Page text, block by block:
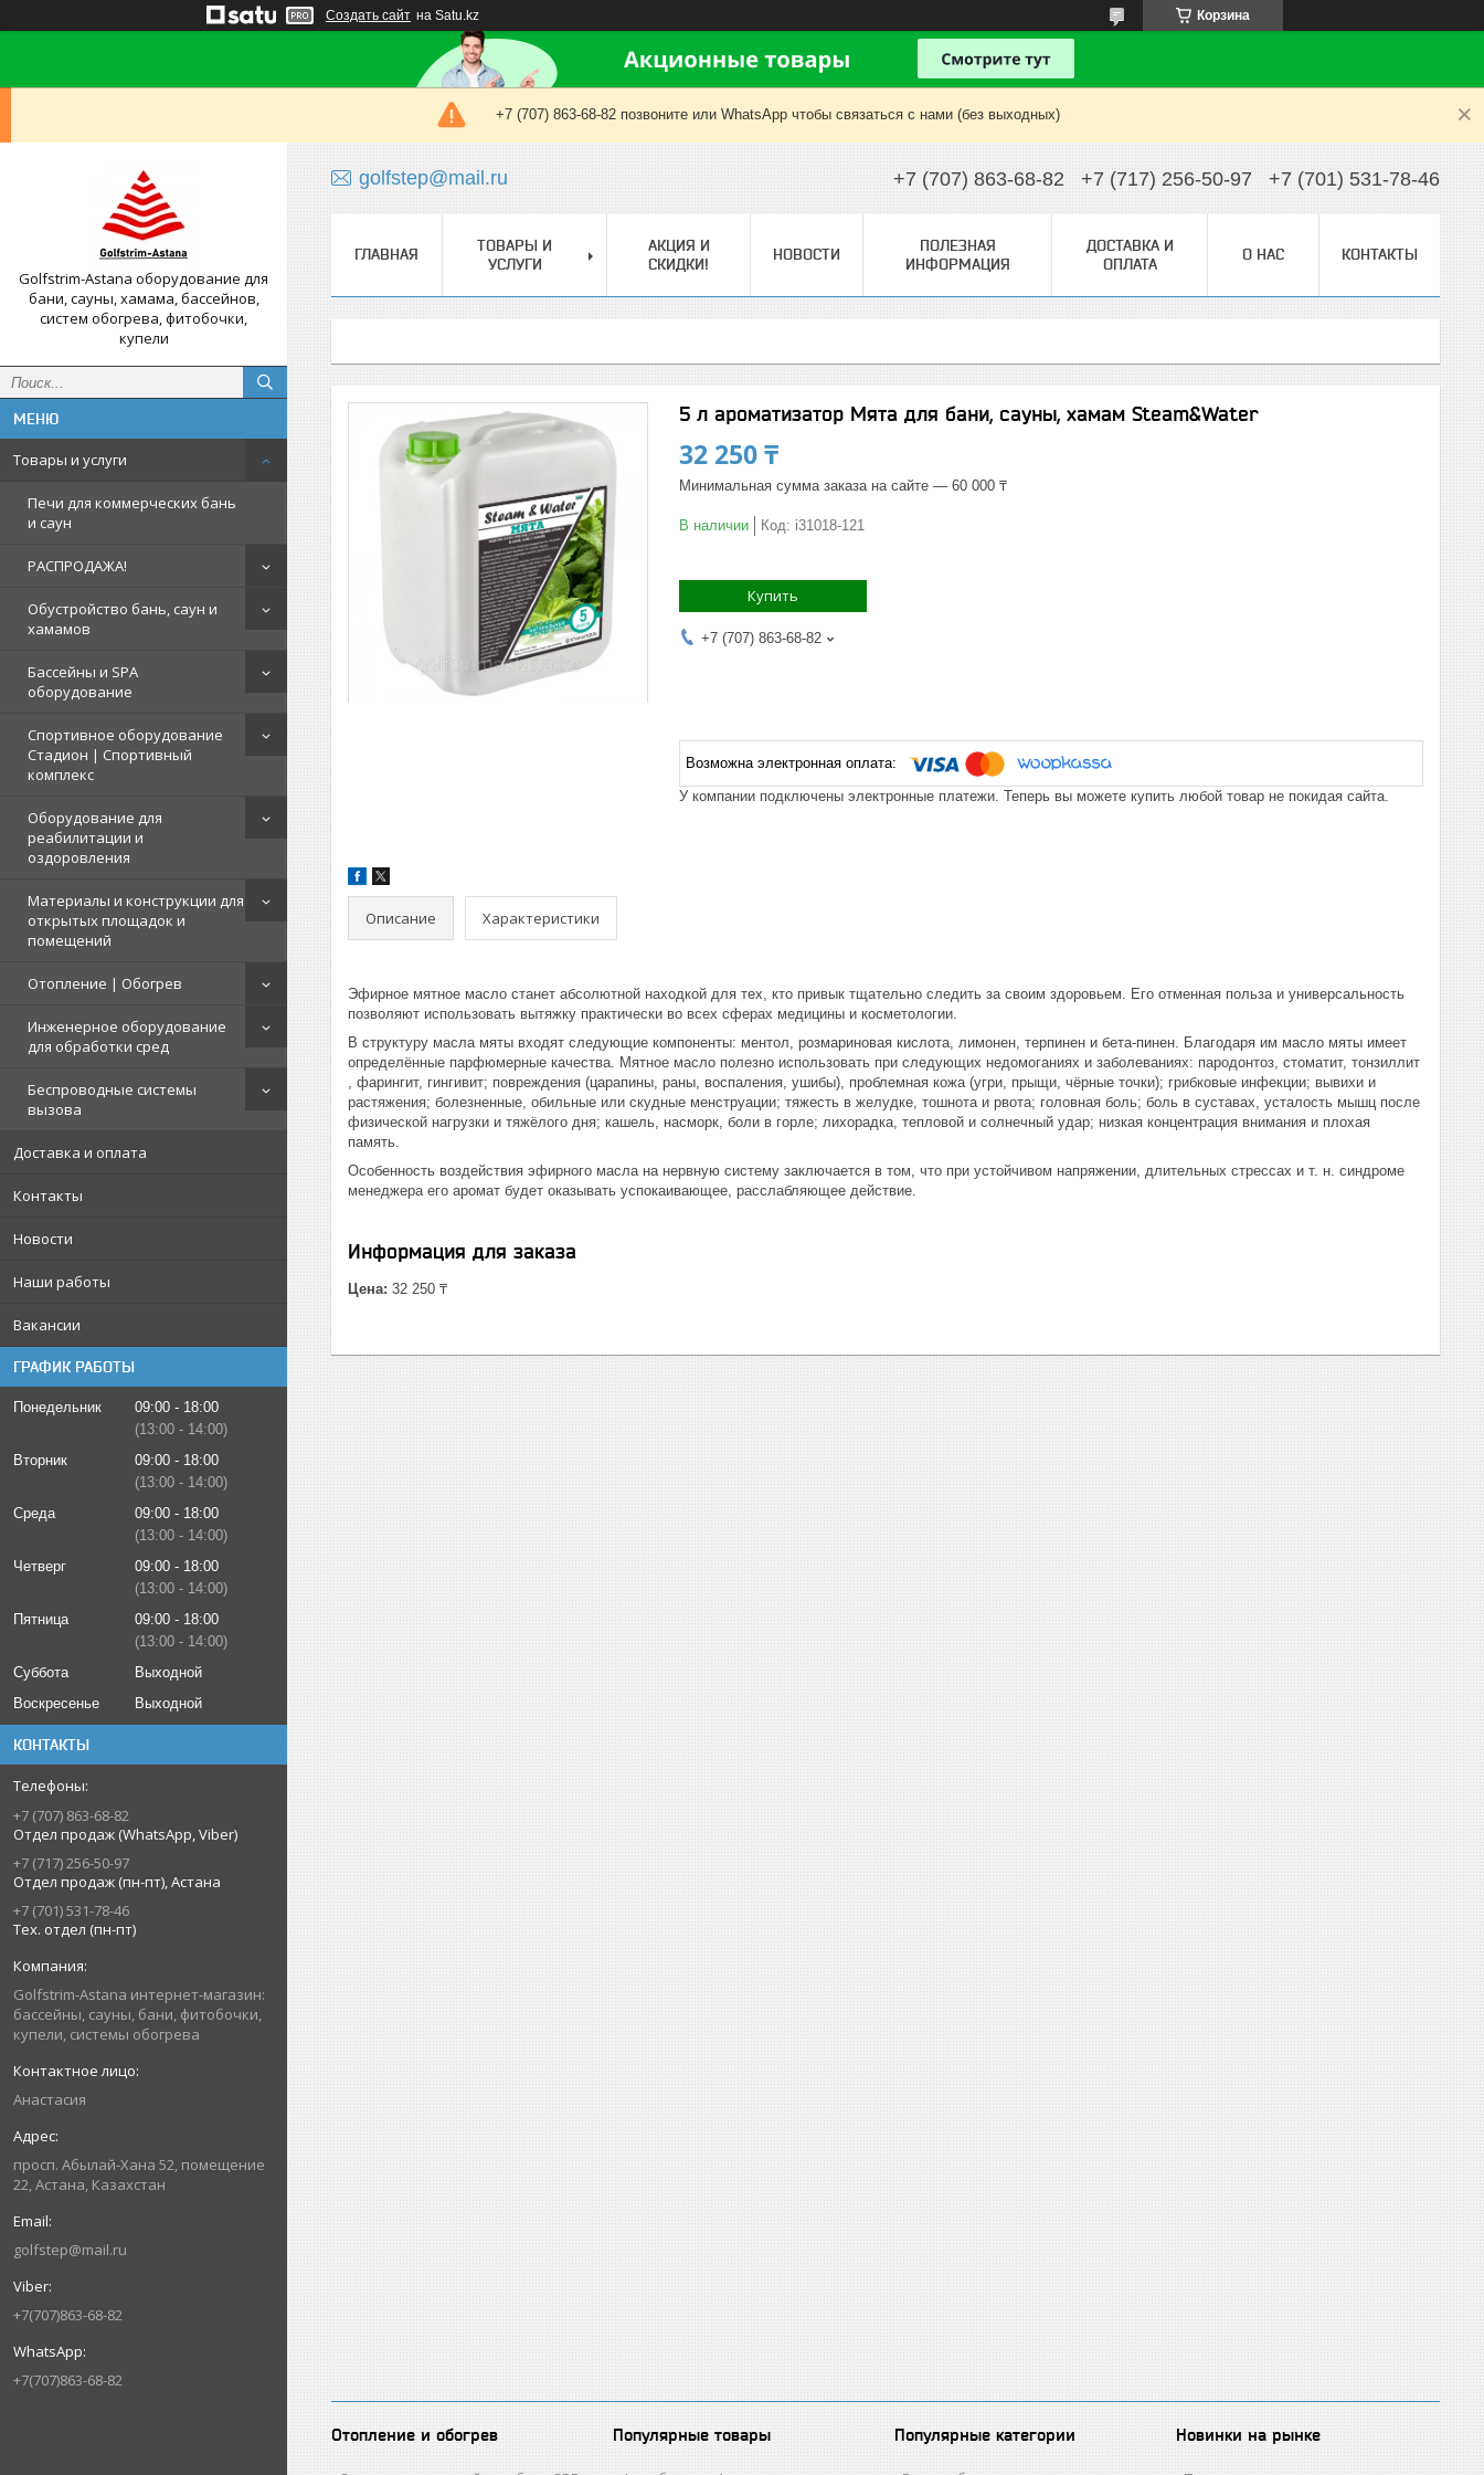
Создать сайт на Satu.kz Корзина
+7 (707) 863-68-82 позвоните или WhatsApp чтобы связаться с нами (без выходных)
Golfstrim-Astana оборудование для
бани, сауны, хамама, бассейнов,
систем обогрева, фитобочки,
купели
Товары и услуги
Печи для коммерческих бань
и саун
РАСПРОДАЖА!
Обустройство бань, саун и
хамамов
Бассейны и SPA
оборудование
Спортивное оборудование
Стадион | Cпортивный
комплекс
Оборудование для
реабилитации и
оздоровления
Материалы и конструкции для
открытых площадок и
помещений
Отопление | Обогрев
Инженерное оборудование
для обработки сред
Беспроводные системы
вызова
Доставка и оплата
Контакты
Новости
Наши работы
Вакансии
ГРАФИК РАБОТЫ
Понедельник 09:00
18:00
13:00
14:00
Вторник
09:00
18:00
13:00
14:00
Среда
09:00
18:00
13:00
14:00
Четверг
09:00
18:00
13:00
14:00
Пятница
09:00
18:00
13:00
14:00
Суббота
Выходной
Воскресенье
Выходной
КОНТАКТЫ
+7 (707) 863-68-82
Отдел продаж (WhatsApp, Viber)
+7 (717) 256-50-97
Отдел продаж (пн-пт), Астана
+7 (701) 531-78-46
Тех. отдел (пн-пт)
Golfstrim-Astana интернет-магазин:
бассейны, сауны, бани, фитобочки,
купели, системы обогрева
Анастасия
просп. Абылай-Хана 52, помещение
22, Астана, Казахстан
golfstep@mail.ru
+7(707)863-68-82
+7(707)863-68-82
golfstep@mail.ru +7 (707) 863-68-82 +7 (717) 256-50-97 +7 (701) 531-78-46
ГЛАВНАЯ
ТОВАРЫ И
УСЛУГИ
АКЦИЯ И
СКИДКИ!
НОВОСТИ
ПОЛЕЗНАЯ
ИНФОРМАЦИЯ
ДОСТАВКА И
ОПЛАТА
О НАС КОНТАКТЫ
5 л ароматизатор Мята для бани, сауны, хамам Steam&Water
32 250 ₸
Минимальная сумма заказа на сайте — 60 000 ₸
В наличии Код: i31018-121
Купить
+7 (707) 863-68-82
У компании подключены электронные платежи. Теперь вы можете купить любой товар не покидая сайта.
Описание Характеристики
Эфирное мятное масло станет абсолютной находкой для тех, кто привык тщательно следить за своим здоровьем. Его отменная польза и универсальность
позволяют использовать вытяжку практически во всех сферах медицины и косметологии.
В структуру масла мяты входят следующие компоненты: ментол, розмариновая кислота, лимонен, терпинен и бета-пинен. Благодаря им масло мяты имеет
определённые парфюмерные качества. Мятное масло полезно использовать при следующих недомоганиях и заболеваниях: пародонтоз, стоматит, тонзиллит
, фарингит, гингивит; повреждения (царапины, раны, воспаления, ушибы), проблемная кожа (угри, прыщи, чёрные точки); грибковые инфекции; вывихи и
растяжения; болезненные, обильные или скудные менструации; тяжесть в желудке, тошнота и рвота; головная боль; боль в суставах, усталость мышц после
физической нагрузки и тяжёлого дня; кашель, насморк, боли в горле; лихорадка, тепловой и солнечный удар; низкая концентрация внимания и плохая
память.
Особенность воздействия эфирного масла на нервную систему заключается в том, что при устойчивом напряжении, длительных стрессах и т. н. синдроме
менеджера его аромат будет оказывать успокаивающее, расслабляющее действие.
Информация для заказа
Цена: 32 250 ₸
Отопление и обогрев Популярные товары Популярные категории Новинки на рынке